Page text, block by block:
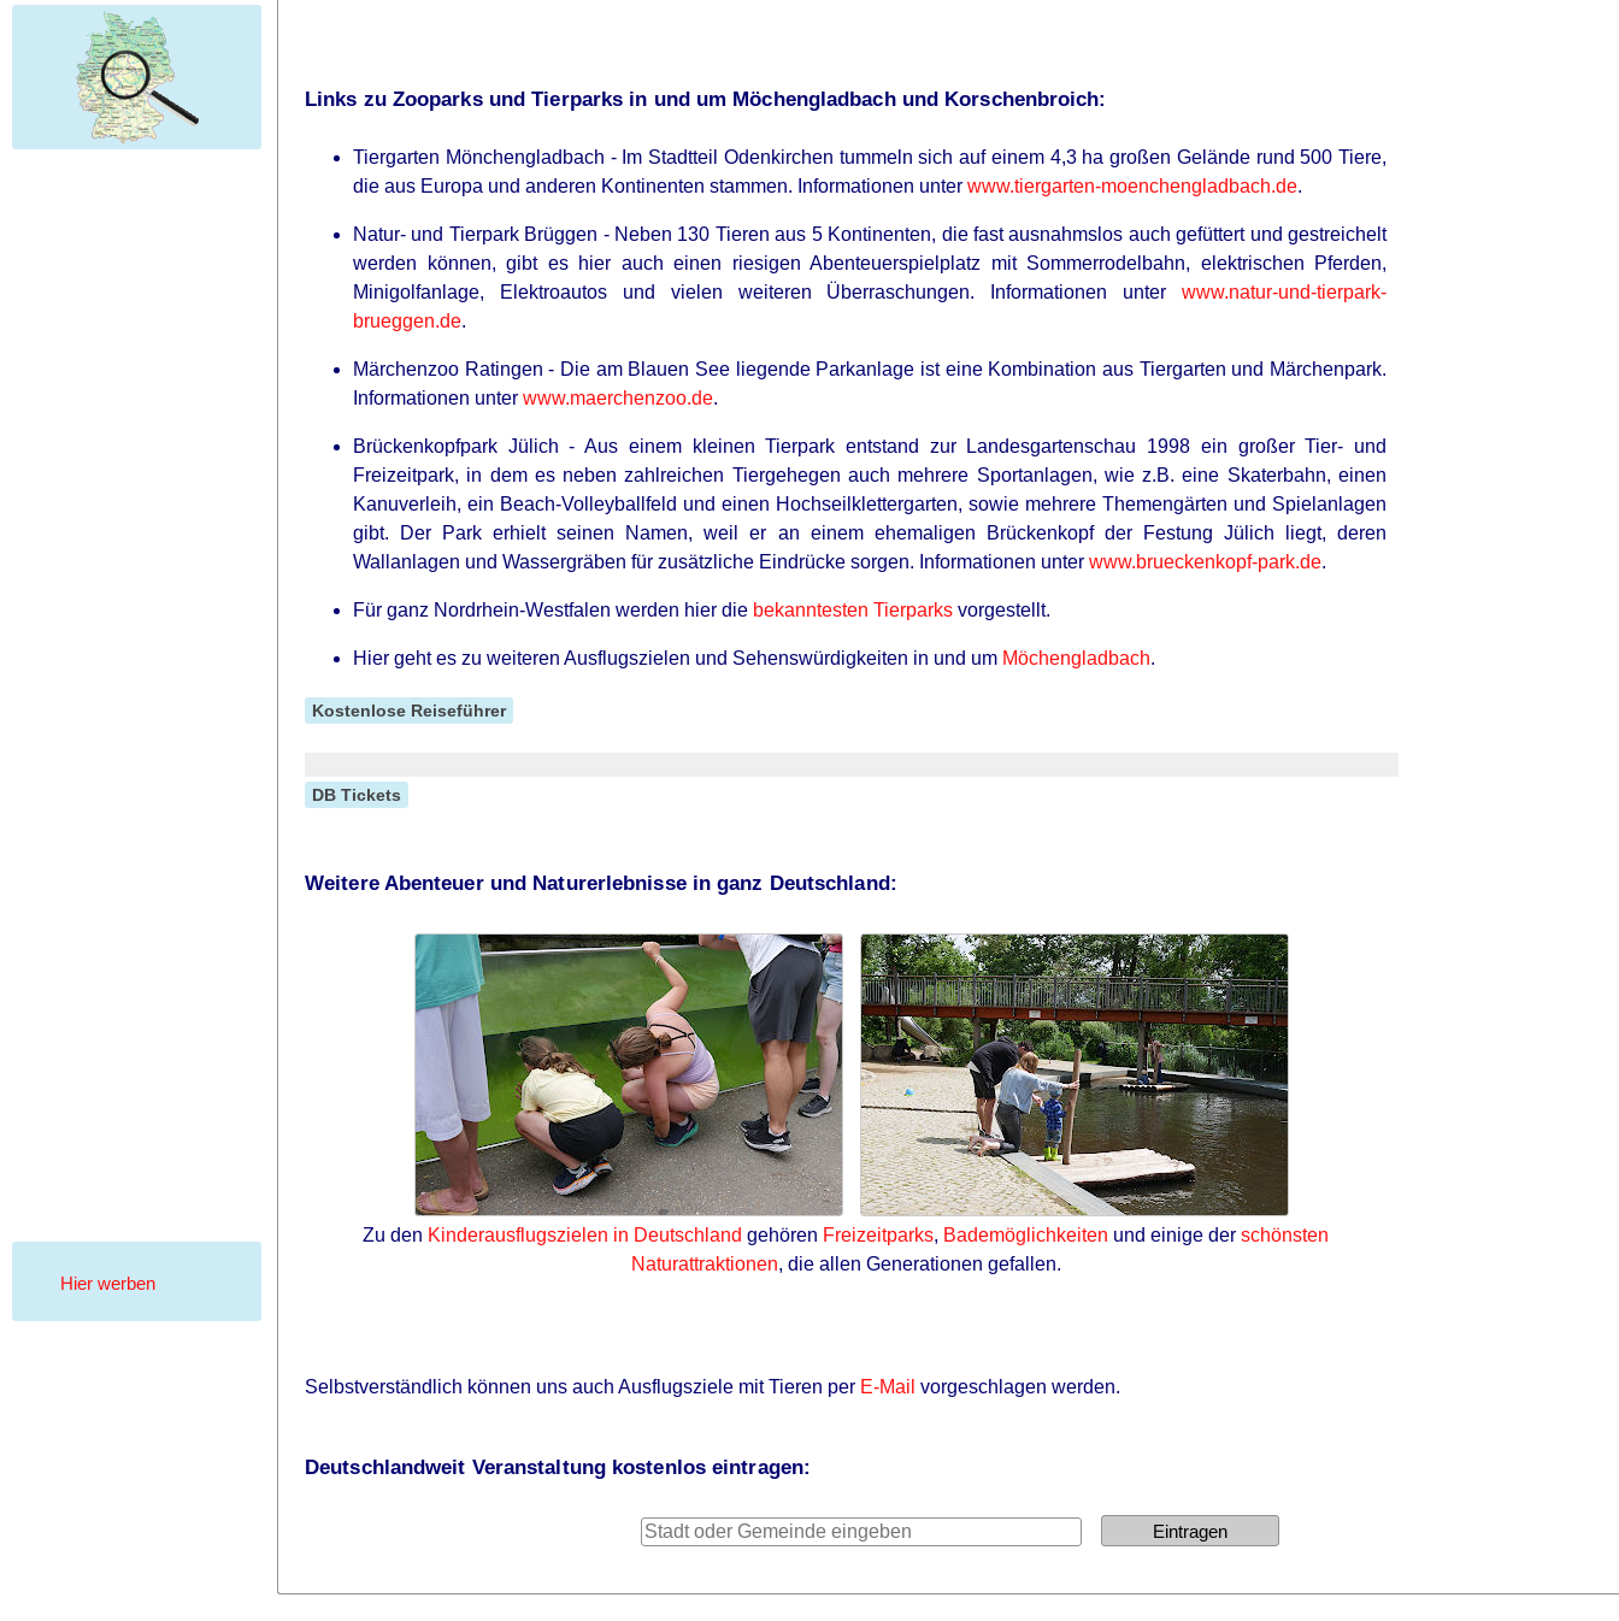
Links zu Zooparks und Tierparks in und um Möchengladbach und Korschenbroich:
Tiergarten Mönchengladbach - Im Stadtteil Odenkirchen tummeln sich auf einem 4,3 ha großen Gelände rund 500 Tiere,
die aus Europa und anderen Kontinenten stammen. Informationen unter www.tiergarten-moenchengladbach.de.
Natur- und Tierpark Brüggen - Neben 130 Tieren aus 5 Kontinenten, die fast ausnahmslos auch gefüttert und gestreichelt
werden können, gibt es hier auch einen riesigen Abenteuerspielplatz mit Sommerrodelbahn, elektrischen Pferden,
Minigolfanlage, Elektroautos und vielen weiteren Überraschungen. Informationen unter www.natur-und-tierpark-
brueggen.de.
Märchenzoo Ratingen - Die am Blauen See liegende Parkanlage ist eine Kombination aus Tiergarten und Märchenpark.
Informationen unter www.maerchenzoo.de.
Brückenkopfpark Jülich - Aus einem kleinen Tierpark entstand zur Landesgartenschau 1998 ein großer Tier- und
Freizeitpark, in dem es neben zahlreichen Tiergehegen auch mehrere Sportanlagen, wie z.B. eine Skaterbahn, einen
Kanuverleih, ein Beach-Volleyballfeld und einen Hochseilklettergarten, sowie mehrere Themengärten und Spielanlagen
gibt. Der Park erhielt seinen Namen, weil er an einem ehemaligen Brückenkopf der Festung Jülich liegt, deren
Wallanlagen und Wassergräben für zusätzliche Eindrücke sorgen. Informationen unter www.brueckenkopf-park.de.
Für ganz Nordrhein-Westfalen werden hier die bekanntesten Tierparks vorgestellt.
Hier geht es zu weiteren Ausflugszielen und Sehenswürdigkeiten in und um Möchengladbach.
Kostenlose Reiseführer
DB Tickets
Weitere Abenteuer und Naturerlebnisse in ganz Deutschland:
Zu den Kinderausflugszielen in Deutschland gehören Freizeitparks, Bademöglichkeiten und einige der schönsten
Naturattraktionen, die allen Generationen gefallen.
Selbstverständlich können uns auch Ausflugsziele mit Tieren per E-Mail vorgeschlagen werden.
Deutschlandweit Veranstaltung kostenlos eintragen:
Hier werben